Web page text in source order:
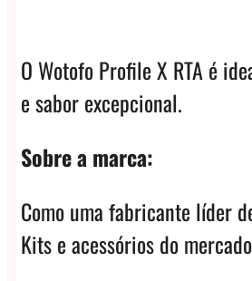
O Wotofo Profile X RTA é
e sabor excepcional.
Sobre a marca:
Como uma fabricante líder
Kits e acessórios do